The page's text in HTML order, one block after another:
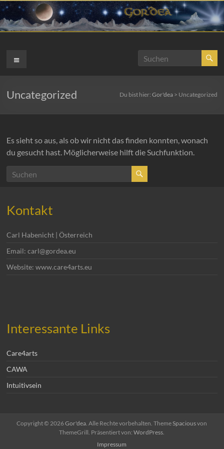
Zum
Inhalt
springen
Gor'dea
Menü
Uncategorized Du bist hier: Gor'dea> Uncategorized
Es sieht so aus, als ob wir nicht das finden konnten, wonach
du gesucht hast. Möglicherweise hilft die Suchfunktion.
Kontakt
Carl Habenicht | Österreich
Email: carl@gordea.eu
Website: www.care4arts.eu
Interessante Links
Care4arts
CAWA
Intuitivsein
Copyright © 2026Gor'dea. Alle Rechte vorbehalten. ThemeSpaciousvon
ThemeGrill. Präsentiert von:WordPress.
Impressum